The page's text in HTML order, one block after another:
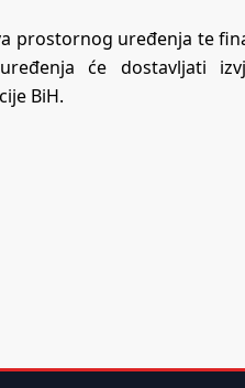
prostornog uređenja te
će dostavljati
BiH.